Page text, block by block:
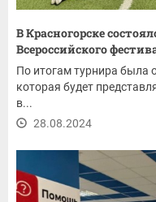
В Красногорске
Всероссийского
По итогам турнира была
которая будет
в...
28.08.2024